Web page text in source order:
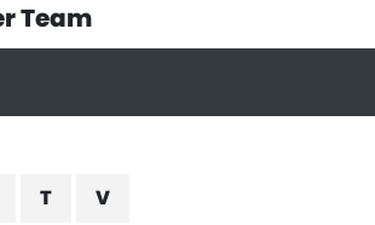
Team
T V